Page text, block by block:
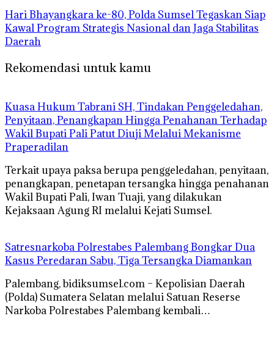
Hari Bhayangkara ke-80, Polda Sumsel Tegaskan Siap
Kawal Program Strategis Nasional dan Jaga Stabilitas
Daerah
Rekomendasi untuk kamu
‎Kuasa Hukum Tabrani SH, Tindakan Penggeledahan,
Penyitaan, Penangkapan Hingga Penahanan Terhadap
Wakil Bupati Pali Patut Diuji Melalui Mekanisme
Praperadilan
Terkait upaya paksa berupa penggeledahan, penyitaan,
penangkapan, penetapan tersangka hingga penahanan
Wakil Bupati Pali, Iwan Tuaji, yang dilakukan
Kejaksaan Agung RI melalui Kejati Sumsel.
Satresnarkoba Polrestabes Palembang Bongkar Dua
Kasus Peredaran Sabu, Tiga Tersangka Diamankan
Palembang, bidiksumsel.com – Kepolisian Daerah
(Polda) Sumatera Selatan melalui Satuan Reserse
Narkoba Polrestabes Palembang kembali…